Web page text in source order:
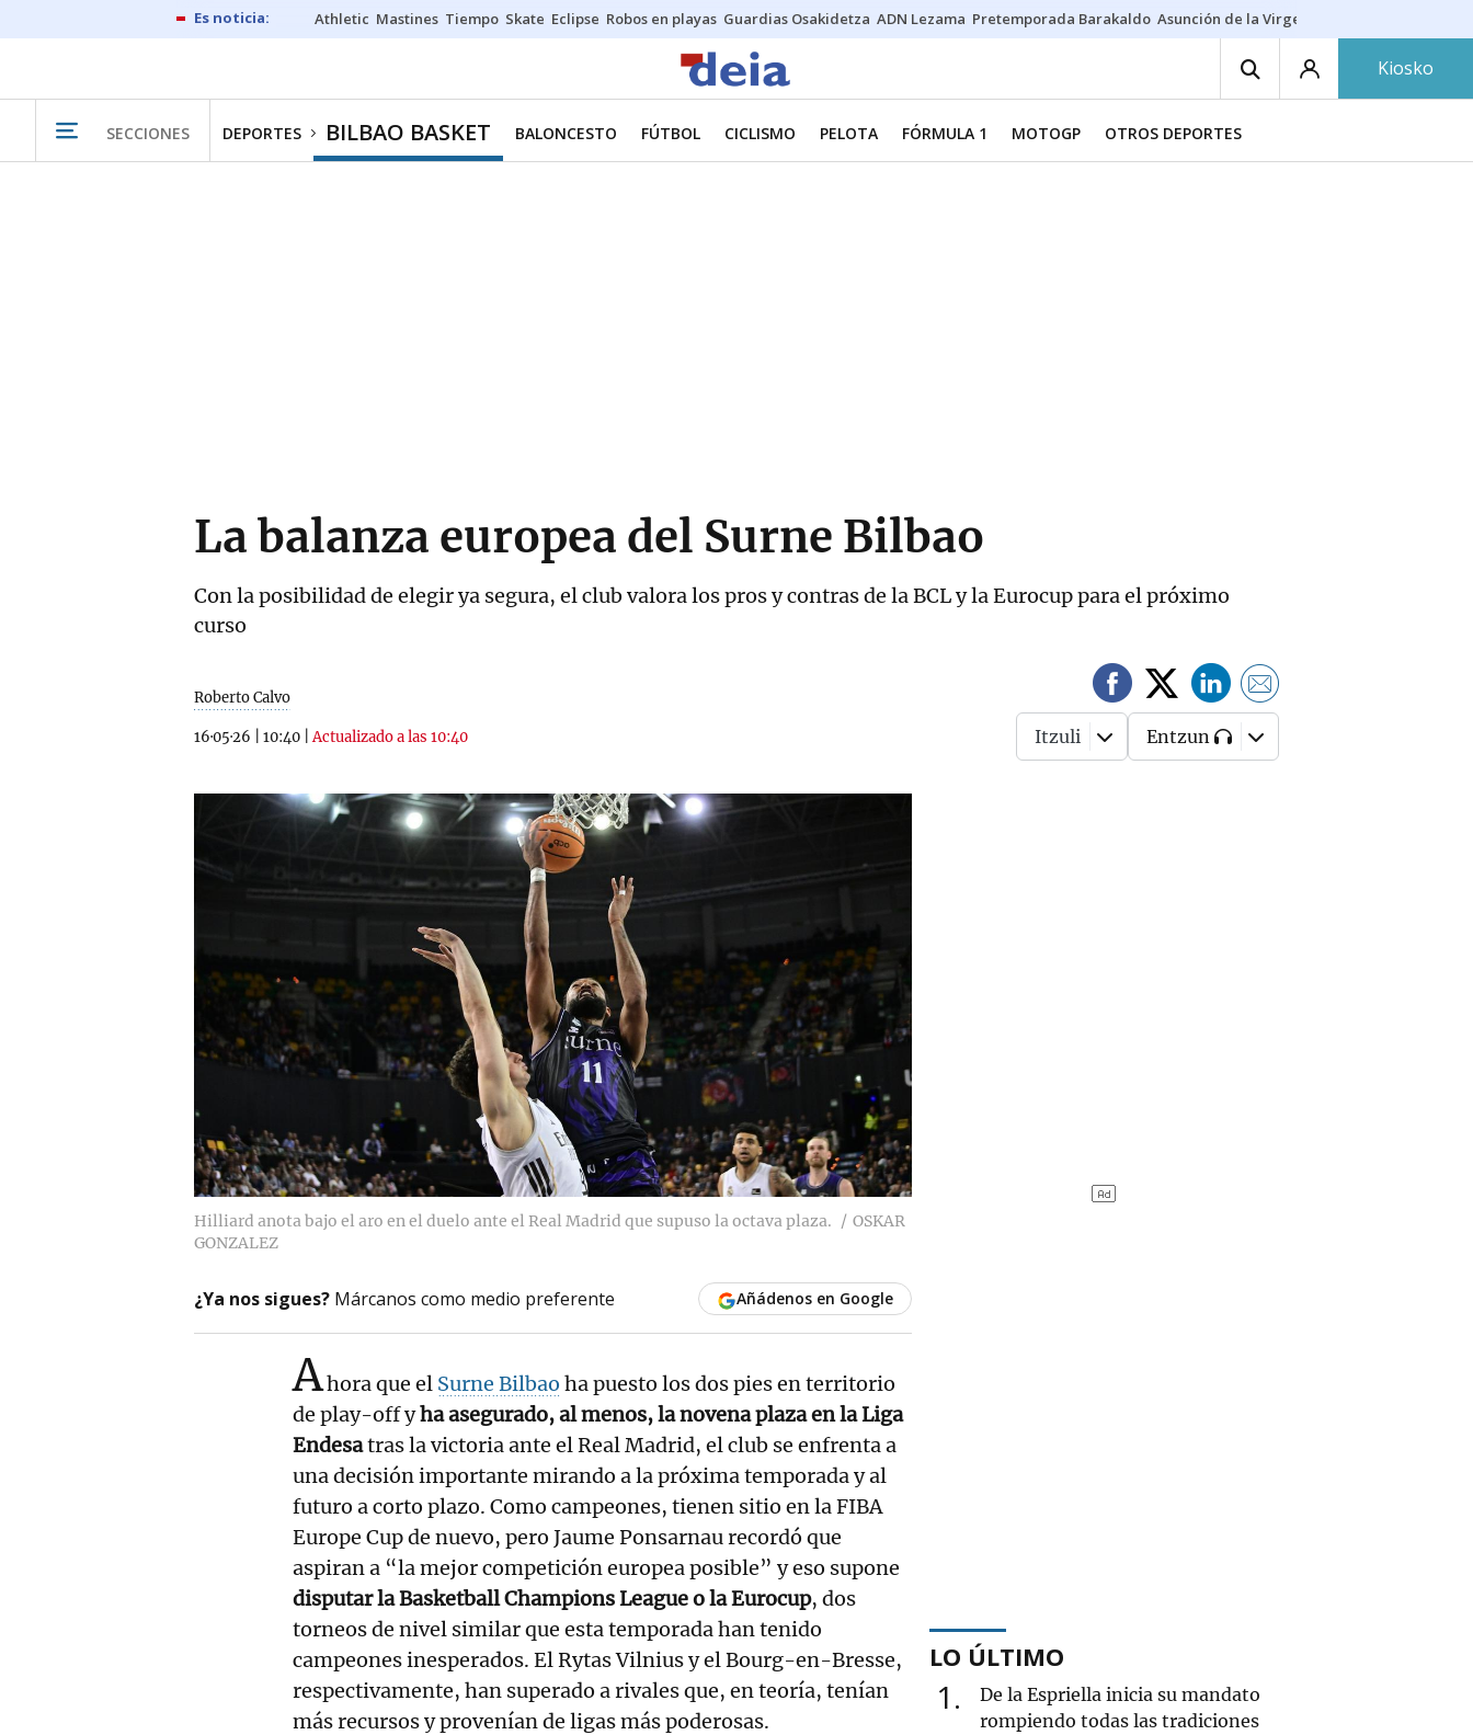
Athletic Mastines Tiempo Skate Eclipse Robos en playas Guardias Osakidetza ADN Lezama Pretemporada Barakaldo Asunción de la Virgen
Kiosko
SECCIONES DEPORTES BILBAO BASKET BALONCESTO FÚTBOL CICLISMO PELOTA FÓRMULA 1 MOTOGP OTROS DEPORTES
La balanza europea del Surne Bilbao
Con la posibilidad de elegir ya segura, el club valora los pros y contras de la BCL y la Eurocup para el próximo
curso
Roberto Calvo
16·05·26 10:40 |Actualizado a las 10:40 Itzuli Entzun
Hilliard anota bajo el aro en el duelo ante el Real Madrid que supuso la octava plaza.
OSKAR
GONZALEZ
¿Ya nos sigues? Márcanos como medio preferente Añádenos en Google
Ahora que el Surne Bilbao ha puesto los dos pies en territorio
de play-off yha asegurado, al menos, la novena plaza en la Liga
Endesatras la victoria ante el Real Madrid, el club se enfrenta a
una decisión importante mirando a la próxima temporada y al
futuro a corto plazo. Como campeones, tienen sitio en la FIBA
Europe Cup de nuevo, pero Jaume Ponsarnau recordó que
aspiran a “la mejor competición europea posible” y eso supone
disputar la Basketball Champions League o la Eurocup, dos
torneos de nivel similar que esta temporada han tenido
campeones inesperados. El Rytas Vilnius y el Bourg-en-Bresse,
respectivamente, han superado a rivales que, en teoría, tenían
más recursos y provenían de ligas más poderosas.
LO ÚLTIMO
1
De la Espriella inicia su mandato
rompiendo todas las tradiciones